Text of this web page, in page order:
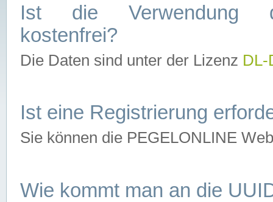
Ist die Verwendung
kostenfrei?
Die Daten sind unter der Lizenz
Ist eine Registrierung
Sie können die PEGELONLINE
Wie kommt man an die